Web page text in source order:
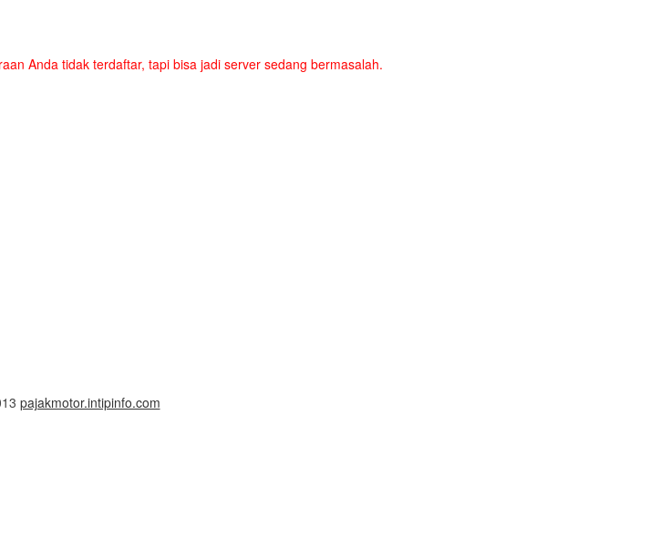
Anda tidak terdaftar, tapi bisa jadi server sedang bermasalah.
pajakmotor.intipinfo.com